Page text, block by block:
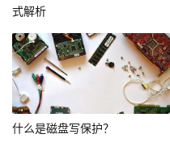
式解析
什么是磁盘写保护？